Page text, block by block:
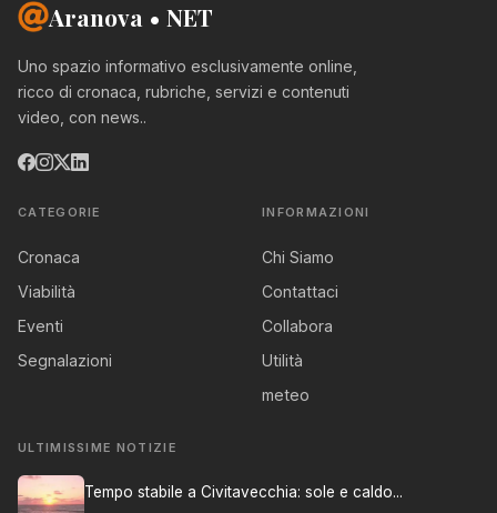
Aranova • NET
Uno spazio informativo esclusivamente online,
ricco di cronaca, rubriche, servizi e contenuti
video, con news..
CATEGORIE
Cronaca
Viabilità
Eventi
Segnalazioni
INFORMAZIONI
Chi Siamo
Contattaci
Collabora
Utilità
meteo
ULTIMISSIME NOTIZIE
Tempo stabile a Civitavecchia: sole e caldo...